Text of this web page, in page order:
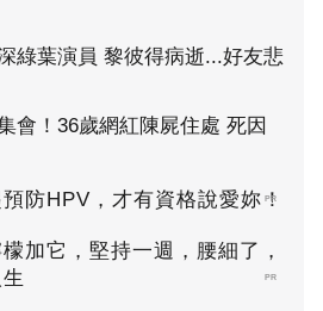
綠葉演員 黎彼得病逝...好友悲
會！36歲網紅陳屍住處 死因
防HPV，才有資格說愛妳！
PR
加它，堅持一週，腰細了，
PR